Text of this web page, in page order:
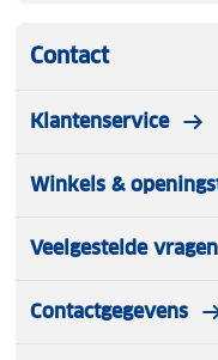
Contact
Klantenservice
Winkels &
Veelgestelde vragen
Contactgegevens